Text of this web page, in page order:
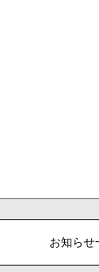
お知らせ